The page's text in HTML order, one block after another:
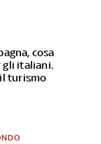
cosa
gli italiani.
turismo